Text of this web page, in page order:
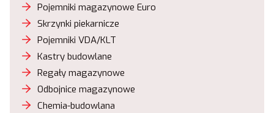
Pojemniki magazynowe Euro
Skrzynki piekarnicze
Pojemniki VDA/KLT
Kastry budowlane
Regały magazynowe
Odbojnice magazynowe
Chemia-budowlana